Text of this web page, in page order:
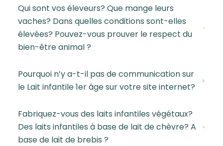
Qui sont vos éleveurs? Que mange leurs
vaches? Dans quelles conditions sont-elles
élevées? Pouvez-vous prouver le respect du
bien-être animal ?
Pourquoi n’y a-t-il pas de communication sur
le Lait infantile 1er âge sur votre site internet?
Fabriquez-vous des laits infantiles végétaux?
Des laits infantiles à base de lait de chèvre? A
base de lait de brebis ?